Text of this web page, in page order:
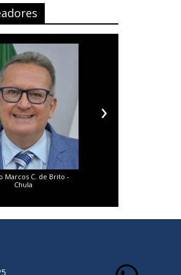
Marcos C. de Brito -
Chula
›